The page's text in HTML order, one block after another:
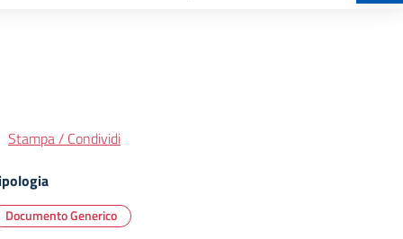
Stampa / Condividi
Documento Generico